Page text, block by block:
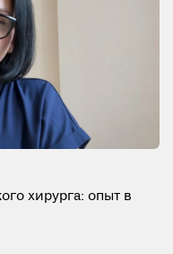
хирурга: опыт в